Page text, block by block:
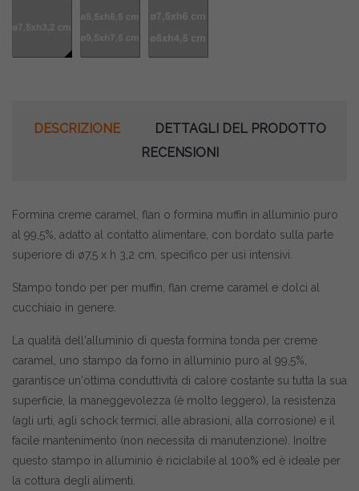
DESCRIZIONE
DETTAGLI DEL PRODOTTO
RECENSIONI
Formina creme caramel, flan o formina muffin in alluminio puro
al 99,5%, adatto al contatto alimentare, con bordato sulla parte
superiore di ø7,5 x h 3,2 cm, specifico per usi intensivi.
Stampo tondo per per muffin, flan creme caramel e dolci al
cucchiaio in genere.
La qualità dell'alluminio di questa formina tonda per creme
caramel, uno stampo da forno in alluminio puro al 99,5%,
garantisce un'ottima conduttività di calore costante su tutta la sua
superficie, la maneggevolezza (è molto leggero), la resistenza
(agli urti, agli schock termici, alle abrasioni, alla corrosione) e il
facile mantenimento (non necessita di manutenzione). Inoltre
questo stampo in alluminio è riciclabile al 100% ed è ideale per
la cottura degli alimenti.